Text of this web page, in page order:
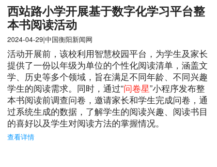
西站路小学开展基于数字化学习平台整
本书阅读活动
2024-04-29|中国衡阳新闻网
活动开展前，该校利用智慧校园平台，为学生及家长
提供了一份以年级为单位的个性化阅读清单，涵盖文
学、历史等多个领域，旨在满足不同年龄、不同兴趣
学生的阅读需求。同时，通过“问卷星”小程序发布整
本书阅读前调查问卷，邀请家长和学生完成问卷，通
过系统生成的数据，了解学生的阅读兴趣、阅读书目
的喜好以及学生对阅读方法的掌握情况。
查看详情